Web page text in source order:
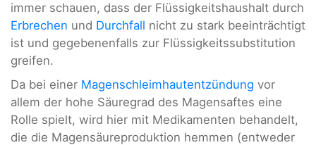
immer schauen, dass der Flüssigkeitshaushalt durch
Erbrechen und Durchfall nicht zu stark beeinträchtigt
ist und gegebenenfalls zur Flüssigkeitssubstitution
greifen.
Da bei einer Magenschleimhautentzündung vor
allem der hohe Säuregrad des Magensaftes eine
Rolle spielt, wird hier mit Medikamenten behandelt,
die die Magensäureproduktion hemmen (entweder